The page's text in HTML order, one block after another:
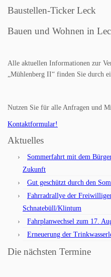
Baustellen-Ticker Leck
Bauen und Wohnen in
Alle aktuellen Informationen zur
„Mühlenberg II“ finden Sie durch
Nutzen Sie für alle Anfragen und
Kontaktformular!
Aktuelles
Sommerfahrt mit dem
Zukunft
Gut geschützt durch den
Fahrradrallye der
Schnatebüll/Klintum
Fahrplanwechsel zum 17.
Erneuerung der
Die nächsten Termine